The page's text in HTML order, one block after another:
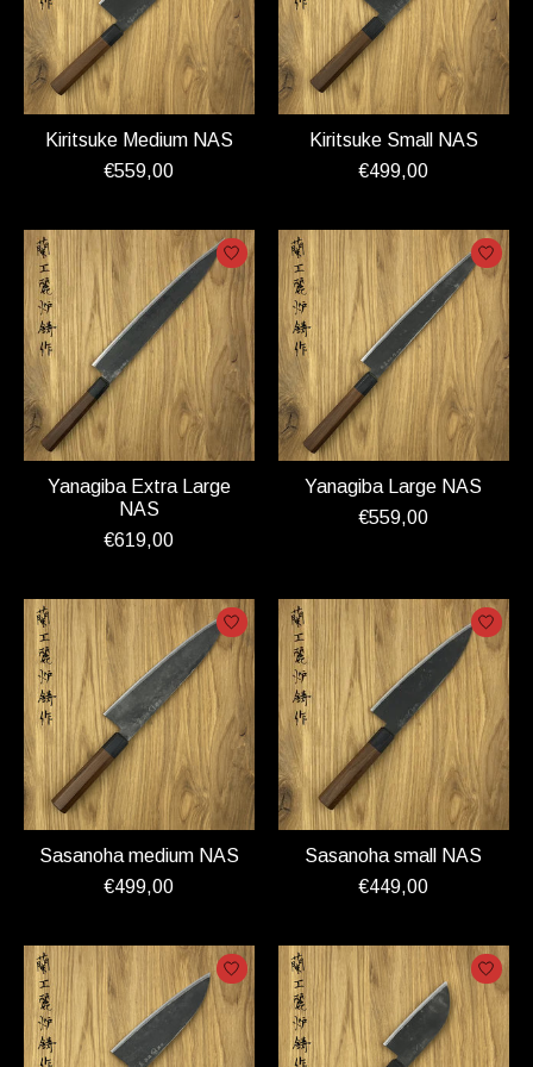
Kiritsuke Medium NAS
€559,00
Kiritsuke Small NAS
€499,00
Yanagiba Extra Large
NAS
€619,00
Yanagiba Large NAS
€559,00
Sasanoha medium NAS
€499,00
Sasanoha small NAS
€449,00